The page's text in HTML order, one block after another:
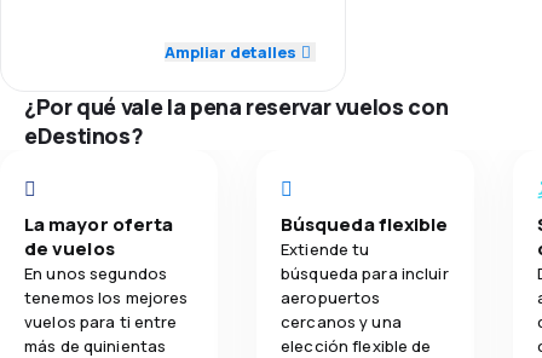
Comodidad de viaje
4.0
Comidas 3.0
Ampliar detalles
¿Por qué vale la pena reservar vuelos con
eDestinos?
La mayor oferta
de vuelos
En unos segundos
tenemos los mejores
vuelos para ti entre
más de quinientas
Búsqueda flexible
Extiende tu
búsqueda para incluir
aeropuertos
cercanos y una
elección flexible de